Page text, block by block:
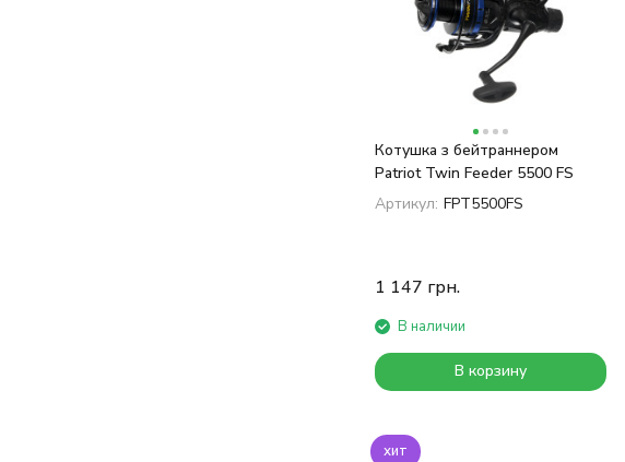
Котушка з бейтраннером
Patriot Twin Feeder 5500 FS
Артикул: FPT5500FS
1 147 грн.
В наличии
В корзину
хит